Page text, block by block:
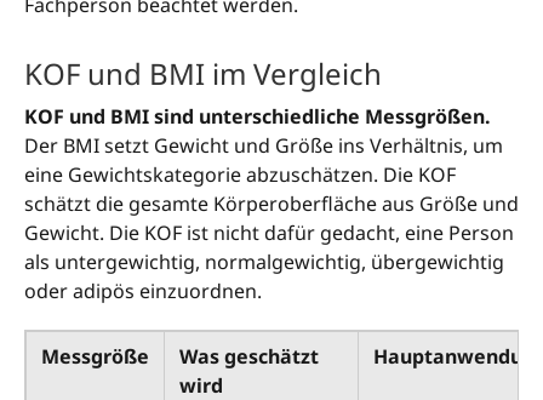
KOF und BMI im Vergleich
KOF und BMI sind unterschiedliche Messgrößen.
Der BMI setzt Gewicht und Größe ins Verhältnis, um
eine Gewichtskategorie abzuschätzen. Die KOF
schätzt die gesamte Körperoberfläche aus Größe und
Gewicht. Die KOF ist nicht dafür gedacht, eine Person
als untergewichtig, normalgewichtig, übergewichtig
oder adipös einzuordnen.
Messgröße
Was geschätzt
wird